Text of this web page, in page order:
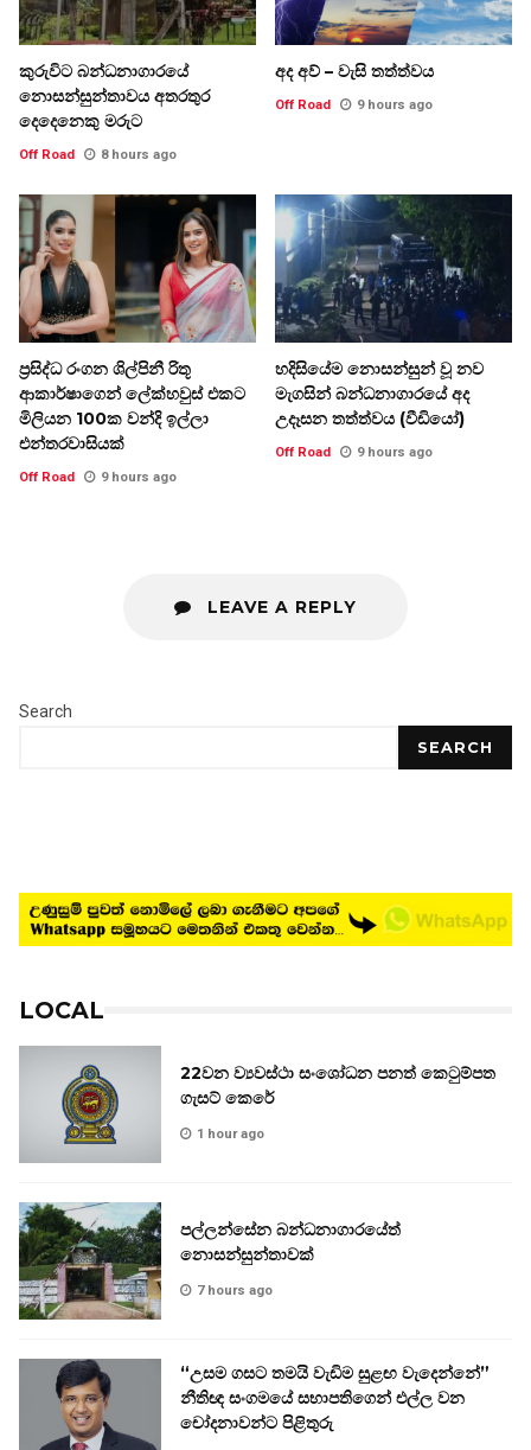
කුරුවිට බන්ධනාගාරයේ
නොසන්සුන්තාවය අතරතුර
දෙදෙනෙකු මරුට
Off Road 8 hours ago
අද අව් – වැසි තත්ත්වය
Off Road 9 hours ago
ප්‍රසිද්ධ රංගන ශිල්පිනී රිතූ
ආකාර්ෂාගෙන් ලේක්හවුස් එකට
මිලියන 100ක වන්දි ඉල්ලා
එන්තරවාසියක්
Off Road 9 hours ago
හදිසියේම නොසන්සුන් වූ නව
මැගසින් බන්ධනාගාරයේ අද
උදෑසන තත්ත්වය (වීඩියෝ)
Off Road 9 hours ago
LEAVE A REPLY
Search
SEARCH
LOCAL
22වන ව්‍යවස්ථා සංශෝධන පනත් කෙටුම්පත
ගැසට් කෙරේ
1 hour ago
පල්ලන්සේන බන්ධනාගාරයේත්
නොසන්සුන්තාවක්
7 hours ago
“උසම ගසට තමයි වැඩිම සුළඟ වැදෙන්නේ”
නීතිඥ සංගමයේ සභාපතිගෙන් එල්ල වන
චෝදනාවන්ට පිළිතුරු